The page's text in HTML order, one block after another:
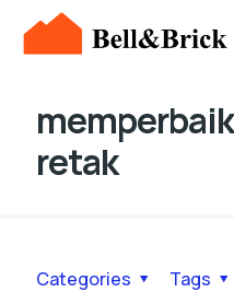
retak
Categories Tags